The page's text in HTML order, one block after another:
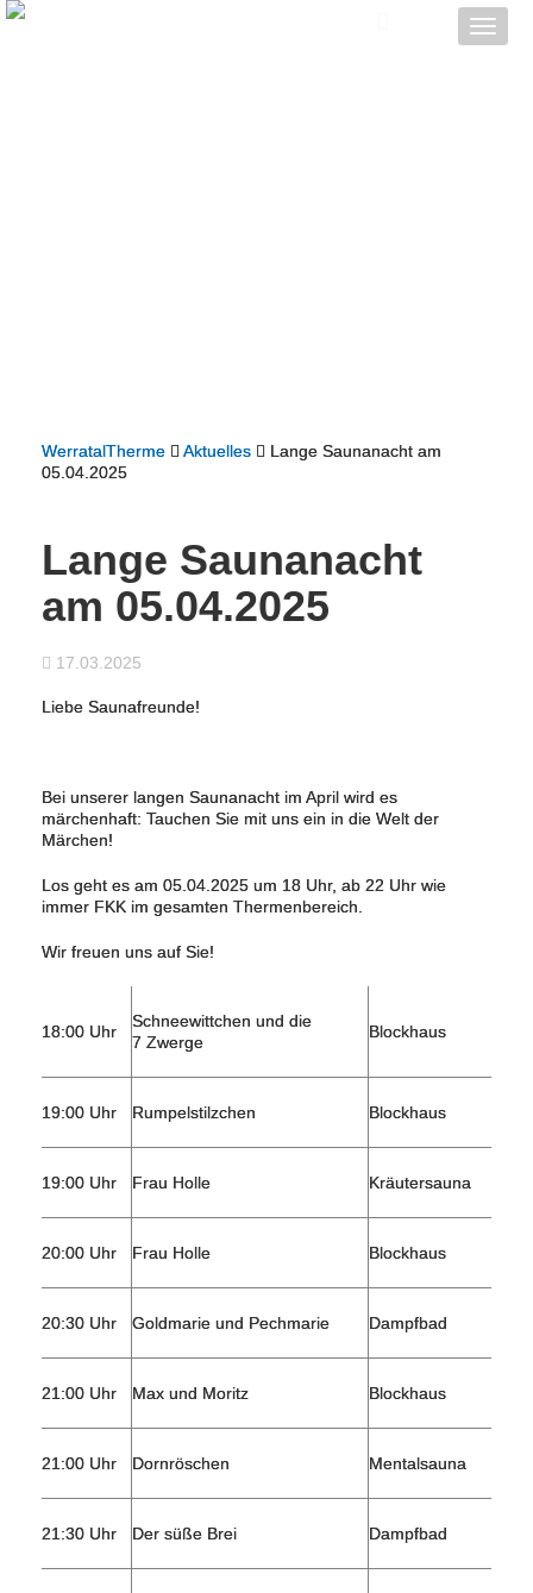
Toggle
WerratalTherme Aktuelles
Lange Saunanacht am
05.04.2025
Lange Saunanacht
am 05.04.2025
17.03.2025
Liebe Saunafreunde!
Bei unserer langen Saunanacht im April wird es
märchenhaft: Tauchen Sie mit uns ein in die Welt der
Märchen!
Los geht es am 05.04.2025 um 18 Uhr, ab 22 Uhr wie
immer FKK im gesamten Thermenbereich.
Wir freuen uns auf Sie!
18:00 Uhr
Schneewittchen und die
7 Zwerge
Blockhaus
19:00 Uhr Rumpelstilzchen Blockhaus
19:00 Uhr Frau Holle Kräutersauna
20:00 Uhr Frau Holle Blockhaus
20:30 Uhr Goldmarie und Pechmarie Dampfbad
21:00 Uhr Max und Moritz Blockhaus
21:00 Uhr Dornröschen Mentalsauna
21:30 Uhr Der süße Brei Dampfbad